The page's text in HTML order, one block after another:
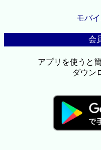
モバ
会
アプリを使うと
ダウン